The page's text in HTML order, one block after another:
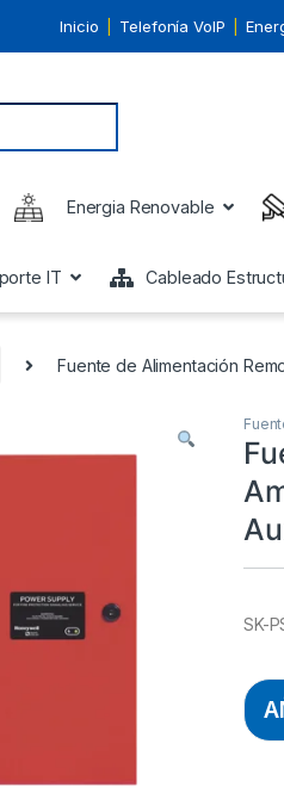
Inicio Telefonía VoIP
Energia Renovable
IT Cableado
Fuente de Alimentación
SK-